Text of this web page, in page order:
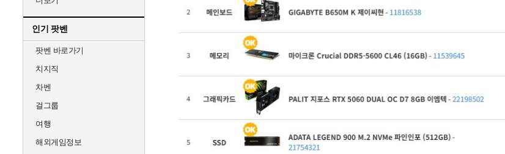
인기 팟벤
팟벤 바로가기
치지직
차벤
걸그룹
여행
해외게임정보